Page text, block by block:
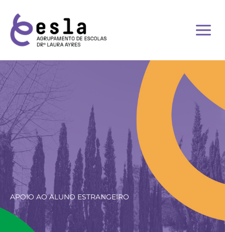
content
APOIO AO ALUNO ESTRANGEIRO